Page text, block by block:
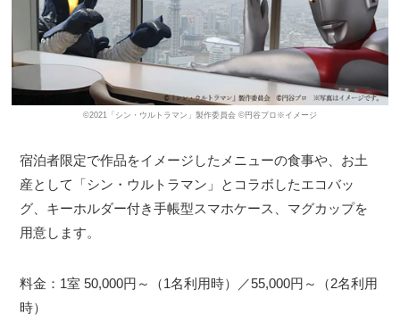
©2021「シン・ウルトラマン」製作委員会 ©円谷プロ※イメージ
宿泊者限定で作品をイメージしたメニューの食事や、お土
産として「シン・ウルトラマン」とコラボしたエコバッ
グ、キーホルダー付き手帳型スマホケース、マグカップを
用意します。
料金：1室 50,000円～（1名利用時）／55,000円～（2名利用
時）